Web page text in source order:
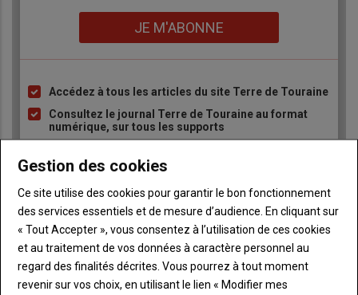
JE M'ABONNE
Liste
à
puce
Accédez à tous les articles du site Terre de Touraine
Consultez le journal Terre de Touraine au format
numérique, sur tous les supports
newsletter du journal Terre de Touraine
Sous-
titre
Vous êtes abonné(e)
Gestion des cookies
Ce site utilise des cookies pour garantir le bon fonctionnement
des services essentiels et de mesure d’audience. En cliquant sur
« Tout Accepter », vous consentez à l’utilisation de ces cookies
et au traitement de vos données à caractère personnel au
regard des finalités décrites. Vous pourrez à tout moment
revenir sur vos choix, en utilisant le lien « Modifier mes